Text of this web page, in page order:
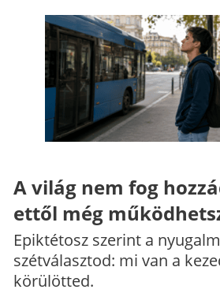
A világ nem fog
ettől még
Epiktétosz szerint a
szétválasztod: mi van a
körülötted.